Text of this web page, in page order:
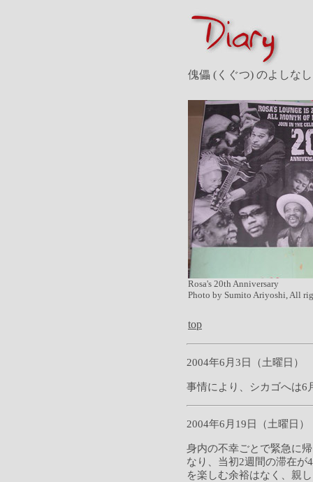
傀儡 (くぐつ) のよしな
Rosa's 20th Anniversary
Photo by Sumito Ariyoshi, All
top
2004年6月3日（土曜日）
事情により、シカゴへは6
2004年6月19日（土曜日）
身内の不幸ごとで緊急に
なり、当初2週間の滞在が
を楽しむ余裕はなく、親